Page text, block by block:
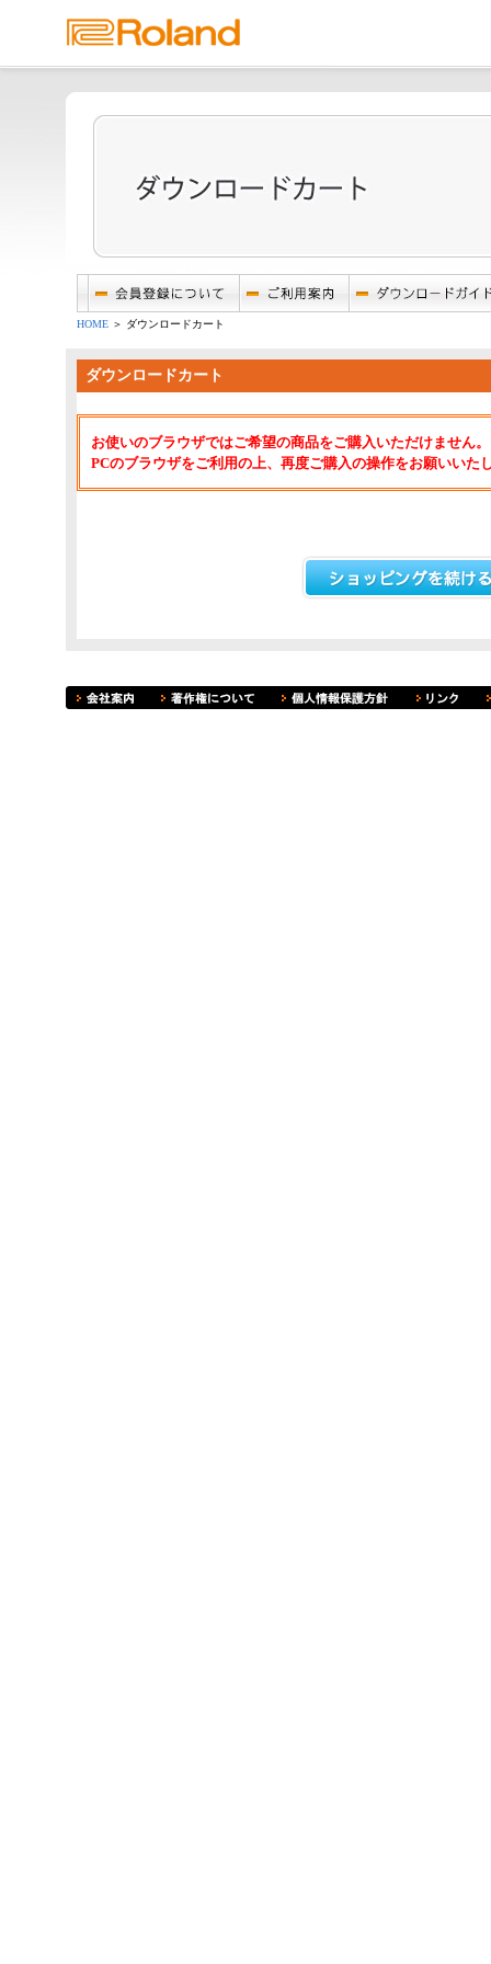
HOME ＞ ダウンロードカート
ダウンロードカート
お使いのブラウザではご希望の商品をご購入いただけません。
PCのブラウザをご利用の上、再度ご購入の操作をお願いいた